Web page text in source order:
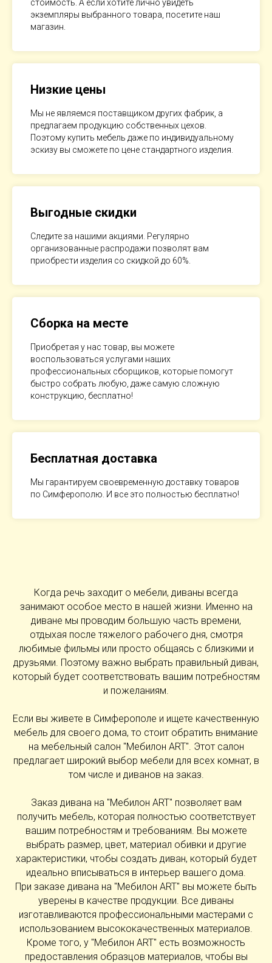
стоимость. А если хотите лично увидеть
экземпляры выбранного товара, посетите наш
магазин.
Низкие цены
Мы не являемся поставщиком других фабрик, а
предлагаем продукцию собственных цехов.
Поэтому купить мебель даже по индивидуальному
эскизу вы сможете по цене стандартного изделия.
Выгодные скидки
Следите за нашими акциями. Регулярно
организованные распродажи позволят вам
приобрести изделия со скидкой до 60%.
Сборка на месте
Приобретая у нас товар, вы можете
воспользоваться услугами наших
профессиональных сборщиков, которые помогут
быстро собрать любую, даже самую сложную
конструкцию, бесплатно!
Бесплатная доставка
Мы гарантируем своевременную доставку товаров
по Симферополю. И все это полностью бесплатно!
Когда речь заходит о мебели, диваны всегда
занимают особое место в нашей жизни. Именно на
диване мы проводим большую часть времени,
отдыхая после тяжелого рабочего дня, смотря
любимые фильмы или просто общаясь с близкими и
друзьями. Поэтому важно выбрать правильный диван,
который будет соответствовать вашим потребностям
и пожеланиям.
Если вы живете в Симферополе и ищете качественную
мебель для своего дома, то стоит обратить внимание
на мебельный салон "Мебилон ART". Этот салон
предлагает широкий выбор мебели для всех комнат, в
том числе и диванов на заказ.
Заказ дивана на "Мебилон ART" позволяет вам
получить мебель, которая полностью соответствует
вашим потребностям и требованиям. Вы можете
выбрать размер, цвет, материал обивки и другие
характеристики, чтобы создать диван, который будет
идеально вписываться в интерьер вашего дома.
При заказе дивана на "Мебилон ART" вы можете быть
уверены в качестве продукции. Все диваны
изготавливаются профессиональными мастерами с
использованием высококачественных материалов.
Кроме того, у "Мебилон ART" есть возможность
предоставления образцов материалов, чтобы вы